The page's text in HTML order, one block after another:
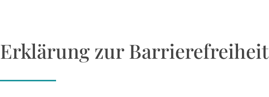
Erklärung zur Barrierefreiheit